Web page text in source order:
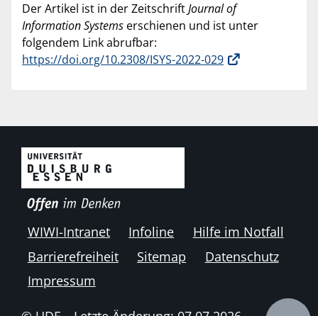
Der Artikel ist in der ZeitschriftJournal of
Information Systems erschienen und ist unter
folgendem Link abrufbar:
https://doi.org/10.2308/ISYS-2022-029
WIWI-Intranet Infoline
Hilfe im Notfall
Barrierefreiheit
Sitemap
Datenschutz
Impressum